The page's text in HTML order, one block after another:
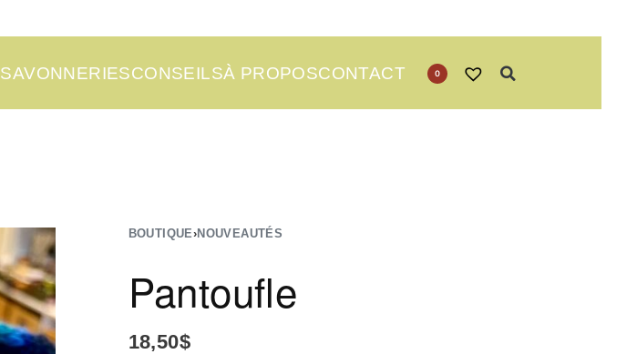
SAVONNERIESCONSEILSÀ PROPOSCONTACT 0
BOUTIQUE›NOUVEAUTÉS
Pantoufle
18,50$